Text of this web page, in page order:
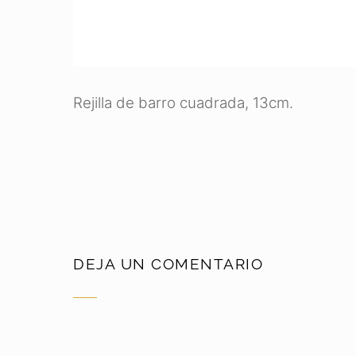
Rejilla de barro cuadrada, 13cm.
DEJA UN COMENTARIO